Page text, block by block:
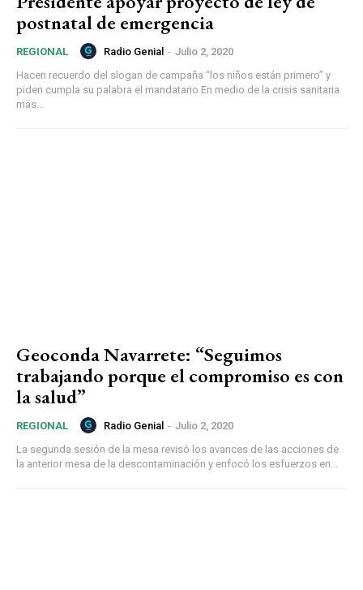
postnatal de emergencia
REGIONAL Radio Genial - Julio 2, 2020
Hacen recuerdo del slogan de campaña “los niños están primero” y
piden cumpla su palabra el mandatario En medio de la crisis sanitaria
más...
Geoconda Navarrete: “Seguimos
trabajando porque el compromiso es con
la salud”
REGIONAL Radio Genial - Julio 2, 2020
La segunda sesión de la mesa revisó los avances de las acciones de
la anterior mesa de la descontaminación y enfocó los esfuerzos en...